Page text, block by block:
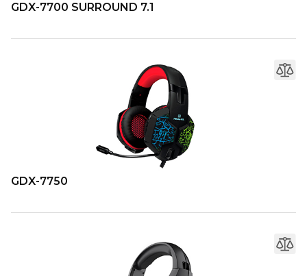
GDX-7700 SURROUND 7.1
GDX-7750